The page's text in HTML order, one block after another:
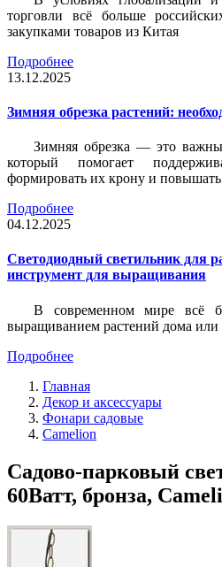
торговли всё больше
закупками товаров из Китая
Подробнее
13.12.2025
Зимняя обрезка растений:
Зимняя обрезка — это
который помогает
формировать их крону и
Подробнее
04.12.2025
Светодиодный светильник для
инструмент для выращивания
В современном мире всё
выращиванием растений дома
Подробнее
Главная
Декор и аксессуары
Фонари садовые
Camelion
Садово-парковый
60Ватт, бронза,